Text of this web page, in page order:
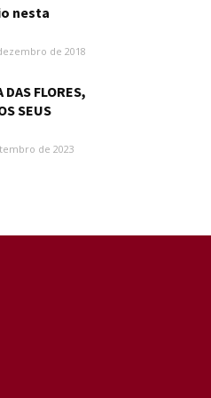
nesta
de 2018
DAS FLORES,
SEUS
de 2023